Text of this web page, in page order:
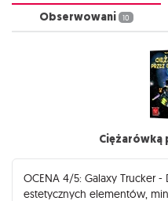
Obserwowani 10
Ciężarówką
OCENA 4/5: Galaxy Trucker -
estetycznych elementów,